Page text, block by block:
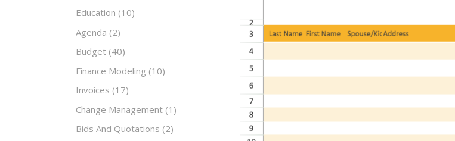
Education (10)
Agenda (2)
Budget (40)
Finance Modeling (10)
Invoices (17)
Change Management (1)
Bids And Quotations (2)